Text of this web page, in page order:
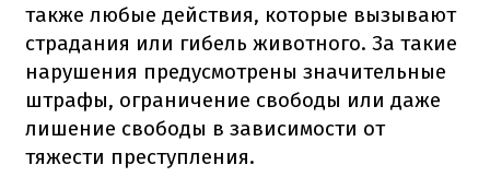
также любые действия, которые вызывают
страдания или гибель животного. За такие
нарушения предусмотрены значительные
штрафы, ограничение свободы или даже
лишение свободы в зависимости от
тяжести преступления.